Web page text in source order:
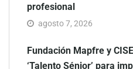
profesional
agosto 7, 2026
Fundación Mapfre y
‘Talento Sénior’ para